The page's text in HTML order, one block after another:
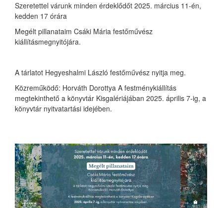
Szeretettel várunk minden érdeklődőt 2025. március 11-én,
kedden 17 órára
Megélt pillanataim Csáki Mária festőművész
kiállításmegnyitójára.
A tárlatot Hegyeshalmi László festőművész nyitja meg.
Közreműködő: Horváth Dorottya A festménykiállítás
megtekinthető a könyvtár Kisgalériájában 2025. április 7-ig, a
könyvtár nyitvatartási idejében.